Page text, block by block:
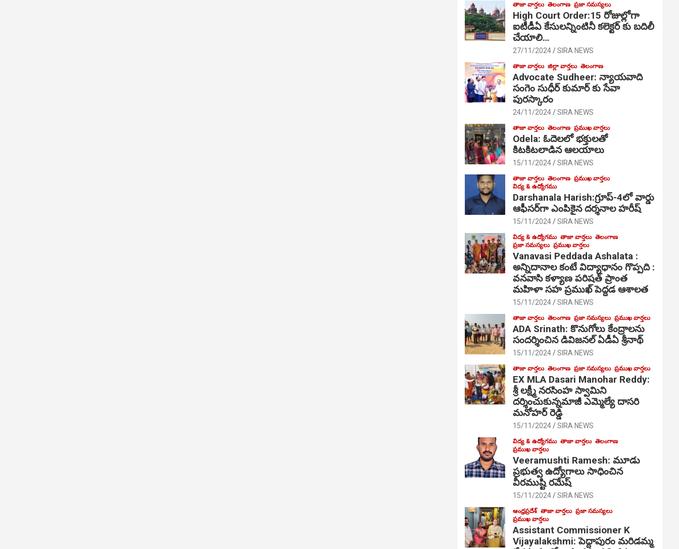
తాజా వార్తలు తెలంగాణ ప్రజా సమస్యలు
High Court Order:15 రోజుల్లోగా
ఐటీడీఏ కేసులన్నింటినీ కలెక్టర్ కు బదిలీ
చేయాలి…
27/11/2024 SIRA NEWS
తాజా వార్తలు జిల్లా వార్తలు తెలంగాణ
Advocate Sudheer: న్యాయవాది
సంగెం సుధీర్ కుమార్ కు సేవా
పురస్కారం
24/11/2024 SIRA NEWS
తాజా వార్తలు తెలంగాణ ప్రముఖ వార్తలు
Odela: ఓదెల‌లో భక్తులతో
కిటకిటలాడిన ఆల‌యాలు
15/11/2024 SIRA NEWS
తాజా వార్తలు తెలంగాణ ప్రముఖ వార్తలు
విద్య & ఉద్యోగము
Darshanala Harish:గ్రూప్-4లో వార్డు
ఆఫీసర్‌గా ఎంపికైన దర్శనాల హరీష్
15/11/2024 SIRA NEWS
విద్య & ఉద్యోగము తాజా వార్తలు తెలంగాణ
ప్రజా సమస్యలు ప్రముఖ వార్తలు
Vanavasi Peddada Ashalata :
అన్నిదానాల కంటే విద్యాధానం గొప్పది :
వనవాసి కళ్యాణ పరిషత్ ప్రాంత
మహిళా సహ ప్రముఖ్ పెద్దడ ఆశాలత
15/11/2024 SIRA NEWS
తాజా వార్తలు తెలంగాణ ప్రజా సమస్యలు ప్రముఖ వార్తలు
ADA Srinath: కొనుగోలు కేంద్రాల‌ను
సంద‌ర్శించిన డివిజనల్ ఏడీఏ శ్రీనాథ్
15/11/2024 SIRA NEWS
తాజా వార్తలు తెలంగాణ ప్రజా సమస్యలు ప్రముఖ వార్తలు
EX MLA Dasari Manohar Reddy:
శ్రీ లక్ష్మీ నరసింహ స్వామిని
దర్శించుకున్నమాజీ ఎమ్మెల్యే దాసరి
మనోహర్ రెడ్డి
15/11/2024 SIRA NEWS
విద్య & ఉద్యోగము తాజా వార్తలు తెలంగాణ
ప్రముఖ వార్తలు
Veeramushti Ramesh: మూడు
ప్రభుత్వ ఉద్యోగాలు సాధించిన
వీరముష్టి రమేష్
15/11/2024 SIRA NEWS
ఆంధ్రప్రదేశ్ తాజా వార్తలు ప్రజా సమస్యలు
ప్రముఖ వార్తలు
Assistant Commissioner K
Vijayalakshmi: పెద్దాపురం మరిడమ్మ